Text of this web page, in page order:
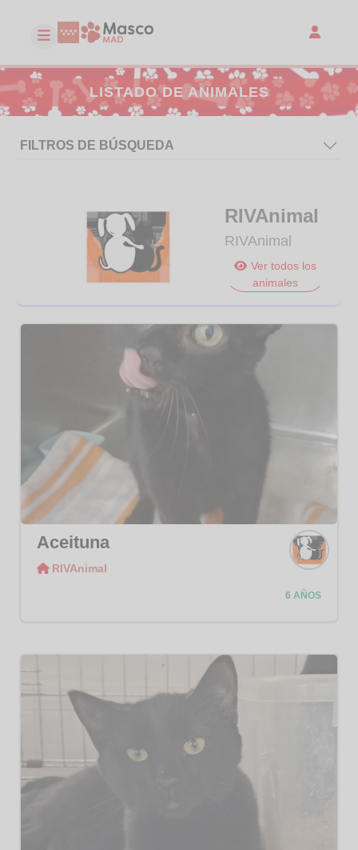
LISTADO DE ANIMALES
FILTROS DE BÚSQUEDA
RIVAnimal
RIVAnimal
Ver todos los
animales
Aceituna
RIVAnimal
6 AÑOS
mal